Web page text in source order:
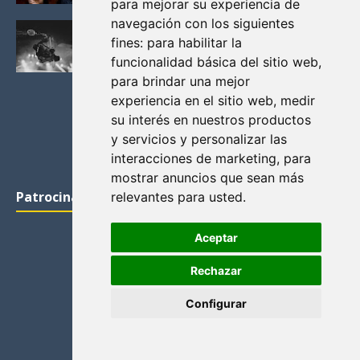
para mejorar su experiencia de
navegación con los siguientes
fines: para habilitar la
funcionalidad básica del sitio web,
para brindar una mejor
experiencia en el sitio web, medir
su interés en nuestros productos
y servicios y personalizar las
interacciones de marketing, para
mostrar anuncios que sean más
relevantes para usted.
Aceptar
Rechazar
Configurar
Los Desafíos de Adaptar Libros al Cine: ¿Cómo
Lograr una Adaptación Exitosa?
April 27, 2023
Patrocinadores